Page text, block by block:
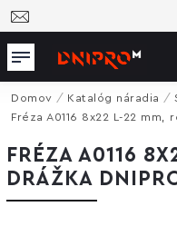
Domov / Katalóg náradia /
Fréza A0116 8x22 L-22 mm,
FRÉZA A0116
DRÁŽKA